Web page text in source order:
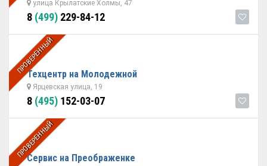
улица Крылатские Холмы, 47
8 (499) 229-84-12
ПРОВЕРЕННЫЙ
Техцентр на Молодежной
Ярцевская улица, 19
8 (495) 152-03-07
ПРОВЕРЕННЫЙ
Сервис на Преображенке